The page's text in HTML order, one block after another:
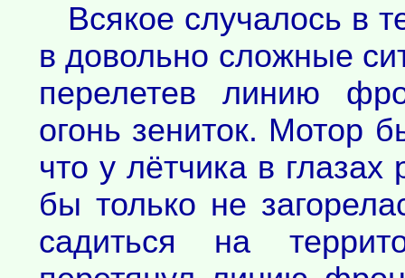
Всякое случалось в
в довольно сложные
перелетев линию
огонь зениток. Мотор
что у лётчика в
бы только не
садиться на